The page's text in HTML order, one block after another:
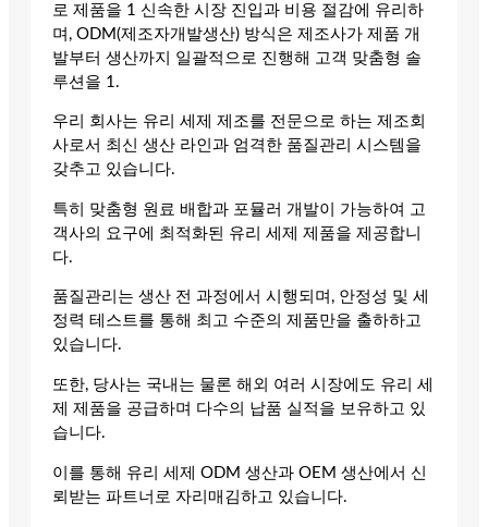
로 제품을 1 신속한 시장 진입과 비용 절감에 유리하
며, ODM(제조자개발생산) 방식은 제조사가 제품 개
발부터 생산까지 일괄적으로 진행해 고객 맞춤형 솔
루션을 1.
우리 회사는 유리 세제 제조를 전문으로 하는 제조회
사로서 최신 생산 라인과 엄격한 품질관리 시스템을
갖추고 있습니다.
특히 맞춤형 원료 배합과 포뮬러 개발이 가능하여 고
객사의 요구에 최적화된 유리 세제 제품을 제공합니
다.
품질관리는 생산 전 과정에서 시행되며, 안정성 및 세
정력 테스트를 통해 최고 수준의 제품만을 출하하고
있습니다.
또한, 당사는 국내는 물론 해외 여러 시장에도 유리 세
제 제품을 공급하며 다수의 납품 실적을 보유하고 있
습니다.
이를 통해 유리 세제 ODM 생산과 OEM 생산에서 신
뢰받는 파트너로 자리매김하고 있습니다.